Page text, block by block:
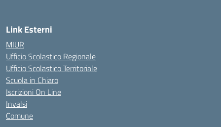
Link Esterni
MIUR
Ufficio Scolastico Regionale
Ufficio Scolastico Territoriale
Scuola in Chiaro
Iscrizioni On Line
Invalsi
Comune